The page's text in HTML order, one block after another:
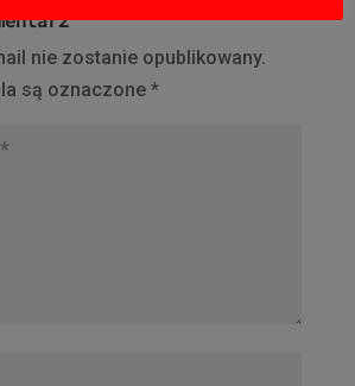
nie zostanie opublikowany.
są oznaczone *